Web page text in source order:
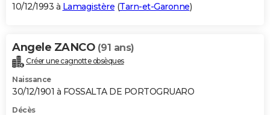
10/12/1993 à Lamagistère (Tarn-et-Garonne)
Angele ZANCO (91 ans)
Créer une cagnotte obsèques
Naissance
30/12/1901 à FOSSALTA DE PORTOGRUARO
Décès